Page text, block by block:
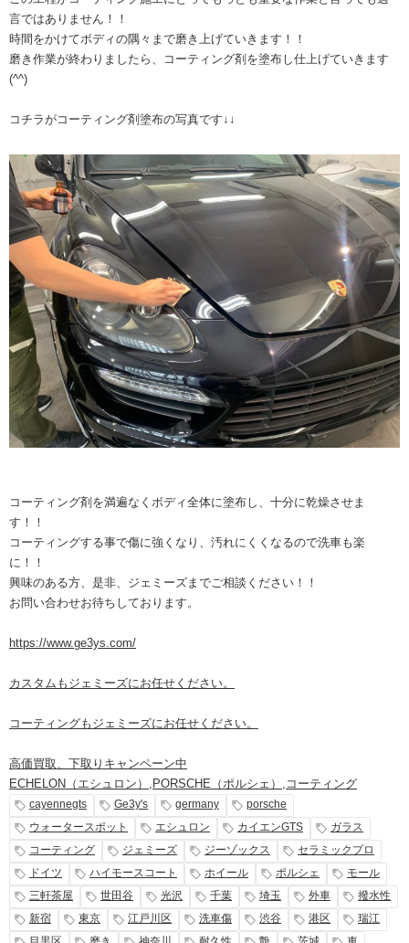
言ではありません！！
時間をかけてボディの隅々まで磨き上げていきます！！
磨き作業が終わりましたら、コーティング剤を塗布し仕上げていきます
(^^)
コチラがコーティング剤塗布の写真です↓↓
コーティング剤を満遍なくボディ全体に塗布し、十分に乾燥させま
す！！
コーティングする事で傷に強くなり、汚れにくくなるので洗車も楽
に！！
興味のある方、是非、ジェミーズまでご相談ください！！
お問い合わせお待ちしております。
https://www.ge3ys.com/
カスタムもジェミーズにお任せください。
コーティングもジェミーズにお任せください。
高価買取、下取りキャンペーン中
ECHELON（エシュロン） , PORSCHE（ポルシェ） , コーティング
cayennegts Ge3y's germany
porsche
ウォータースポット
エシュロン カイエンGTS
ガラス
コーティング
ジェミーズ ジーゾックス
セラミックプロ
ドイツ
ハイモースコート ホイール ポルシェ
モール
三軒茶屋
世田谷 光沢 千葉 埼玉 外車
撥水性
新宿
東京 江戸川区 洗車傷 渋谷 港区
瑞江